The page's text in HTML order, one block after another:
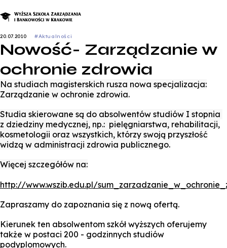
Studia
20.07.2010 #Aktualności
Nowość- Zarządzanie w
ochronie zdrowia
Na studiach magisterskich rusza nowa specjalizacja:
Zarządzanie w ochronie zdrowia.
Studia skierowane są do absolwentów studiów I stopnia
z dziedziny medycznej, np.: pielęgniarstwa, rehabilitacji,
kosmetologii oraz wszystkich, którzy swoją przyszłość
widzą w administracji zdrowia publicznego.
Więcej szczegółów na:
http://www.wszib.edu.pl/
Zapraszamy do zapoznania się z nową ofertą.
Kierunek ten absolwentom szkół wyższych oferujemy
także w postaci 200 - godzinnych studiów
podyplomowych.